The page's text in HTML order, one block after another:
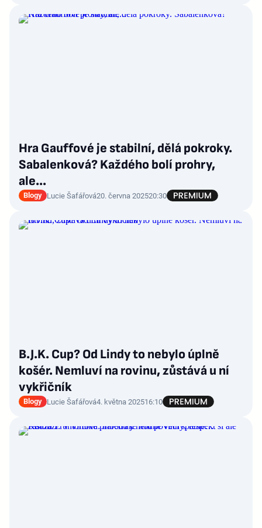
Hra Gauffové je stabilní, dělá pokroky.
Sabalenková? Každého bolí prohry,
ale...
Blogy Lucie Šafářová20. června 202520:30
B.J.K. Cup? Od Lindy to nebylo úplně
košér. Nemluví na rovinu, zůstává u ní
vykřičník
Blogy Lucie Šafářová4. května 202516:10